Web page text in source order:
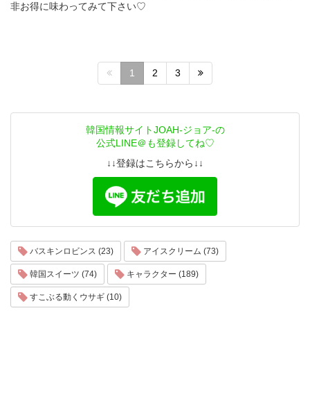
非お得に味わってみて下さい♡
1 2 3
韓国情報サイトJOAH-ジョア-の
公式LINE＠も登録してね♡
↓↓登録はこちらから↓↓
バスキンロビンス (23) アイスクリーム (73)
韓国スイーツ (74) キャラクター (189)
すこぶる動くウサギ (10)